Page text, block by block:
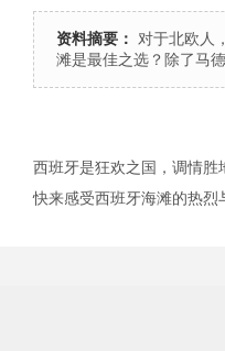
资料摘要： 对于北欧人
滩是最佳之选？除了马
西班牙是狂欢之国，调情
快来感受西班牙海滩的热烈